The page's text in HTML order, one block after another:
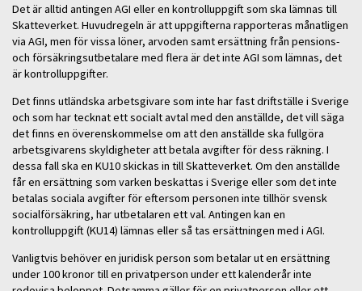
Det är alltid antingen AGI eller en kontrolluppgift som ska lämnas till
Skatteverket. Huvudregeln är att uppgifterna rapporteras månatligen
via AGI, men för vissa löner, arvoden samt ersättning från pensions-
och försäkringsutbetalare med flera är det inte AGI som lämnas, det
är kontrolluppgifter.
Det finns utländska arbetsgivare som inte har fast driftställe i Sverige
och som har tecknat ett socialt avtal med den anställde, det vill säga
det finns en överenskommelse om att den anställde ska fullgöra
arbetsgivarens skyldigheter att betala avgifter för dess räkning. I
dessa fall ska en KU10 skickas in till Skatteverket. Om den anställde
får en ersättning som varken beskattas i Sverige eller som det inte
betalas sociala avgifter för eftersom personen inte tillhör svensk
socialförsäkring, har utbetalaren ett val. Antingen kan en
kontrolluppgift (KU14) lämnas eller så tas ersättningen med i AGI.
Vanligtvis behöver en juridisk person som betalar ut en ersättning
under 100 kronor till en privatperson under ett kalenderår inte